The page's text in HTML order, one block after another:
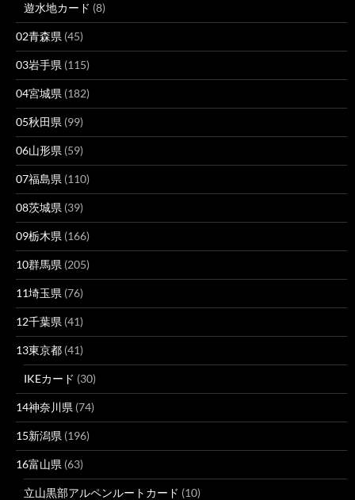
遊水地カード (8)
02青森県 (45)
03岩手県 (115)
04宮城県 (182)
05秋田県 (99)
06山形県 (59)
07福島県 (110)
08茨城県 (39)
09栃木県 (166)
10群馬県 (205)
11埼玉県 (76)
12千葉県 (41)
13東京都 (41)
IKEカード (30)
14神奈川県 (74)
15新潟県 (196)
16富山県 (63)
立山黒部アルペンルートカード (10)